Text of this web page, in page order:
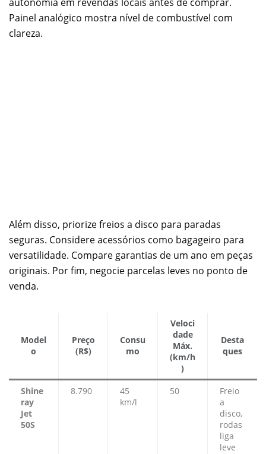
autonomia em revendas locais antes de comprar.
Painel analógico mostra nível de combustível com
clareza.
Além disso, priorize freios a disco para paradas
seguras. Considere acessórios como bagageiro para
versatilidade. Compare garantias de um ano em peças
originais. Por fim, negocie parcelas leves no ponto de
venda.
Model
o
Preço
(R$)
Consu
mo
Veloci
dade
Máx.
(km/h
)
Desta
ques
Shine
ray
Jet
50S
8.790
45
km/l
50
Freio
a
disco,
rodas
liga
leve